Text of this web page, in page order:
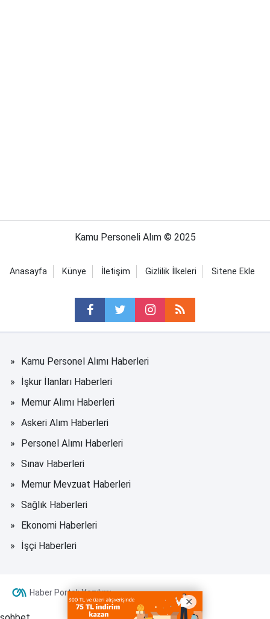
Kamu Personeli Alım © 2025
Anasayfa Künye İletişim Gizlilik İlkeleri Sitene Ekle
Kamu Personel Alımı Haberleri
İşkur İlanları Haberleri
Memur Alımı Haberleri
Askeri Alım Haberleri
Personel Alımı Haberleri
Sınav Haberleri
Memur Mevzuat Haberleri
Sağlık Haberleri
Ekonomi Haberleri
İşçi Haberleri
Haber Portalı Yazılımı